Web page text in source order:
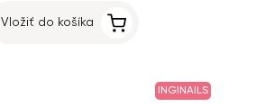
Vložiť do košíka
INGINAILS